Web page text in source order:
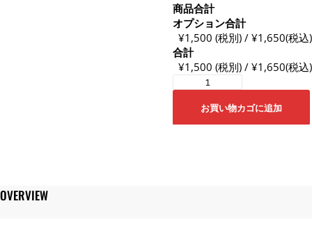
商品合計
オプション合計
¥1,500 (税別) / ¥1,650(税込)
合計
¥1,500 (税別) / ¥1,650(税込)
ー
ン
お買い物カゴに追加
OVERVIEW